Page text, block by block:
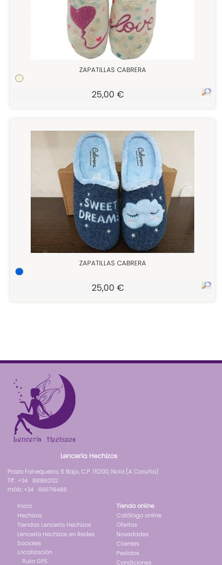
ZAPATILLAS CABRERA
25,00 €
ZAPATILLAS CABRERA
25,00 €
Lencería Hechizos
Praza Fanequeira, 6 Bajo, C.P. 15200, Noia (A Coruña)
Tlf: +34 881862132
mób: +34 660719486
Inicio
Hechizos
Tiendas Lencería Hechizos
Lencería Hechizos en Redes
Sociales
Localización
Ruta GPS
Tienda online
Catálogo online
Ofertas
Novedades
Clientes
Pedidos
Condiciones